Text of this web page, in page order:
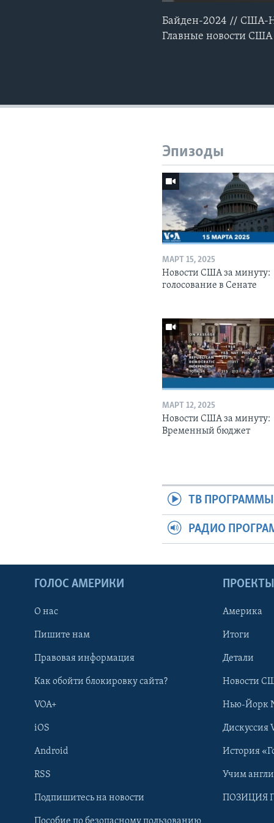
Learning English
Байден-2024 // США-
Главные новости США
Эпизоды
МАРТ 15, 2025
Новости США за минуту:
голосование в Сенате
МАРТ 12, 2025
Новости США за минуту:
Временный бюджет
ТВ ПРОГРАММЫ
РАДИО
ГОЛОС АМЕРИКИ
О нас
Пишите нам
Правовая информация
Как обойти блокировку сайта?
VOA+
iOS
Android
RSS
Подпишитесь на новости
ПРОЕКТЫ
Америка
Итоги
Детали
Новости
Нью-Йорк
Дискуссия
История
Учим
ПОЗИЦИЯ